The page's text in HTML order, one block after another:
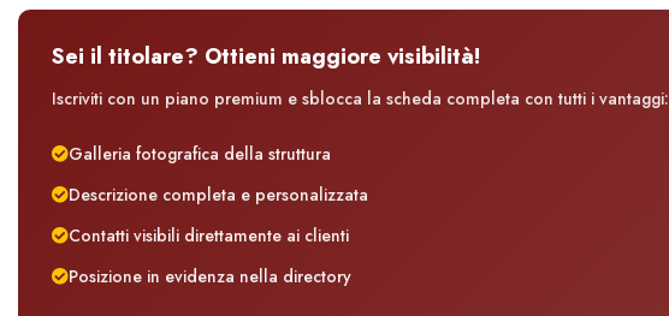
Sei il titolare? Ottieni maggiore visibilità!
Iscriviti con un piano premium e sblocca la scheda completa con tutti i vantaggi:
Galleria fotografica della struttura
Descrizione completa e personalizzata
Contatti visibili direttamente ai clienti
Posizione in evidenza nella directory